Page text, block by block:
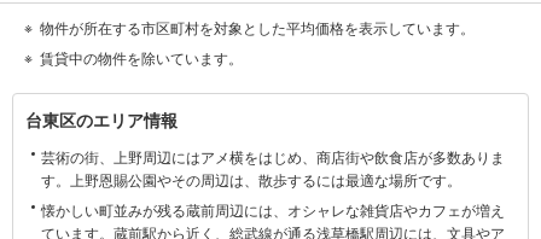
物件が所在する市区町村を対象とした平均価格を表示しています。
賃貸中の物件を除いています。
台
東
区
に
関
台東区のエリア情報
芸術の街、上野周辺にはアメ横をはじめ、商店街や飲食店が多数ありま
す。上野恩賜公園やその周辺は、散歩するには最適な場所です。
懐かしい町並みが残る蔵前周辺には、オシャレな雑貨店やカフェが増え
ています。蔵前駅から近く、総武線が通る浅草橋駅周辺には、文具やア